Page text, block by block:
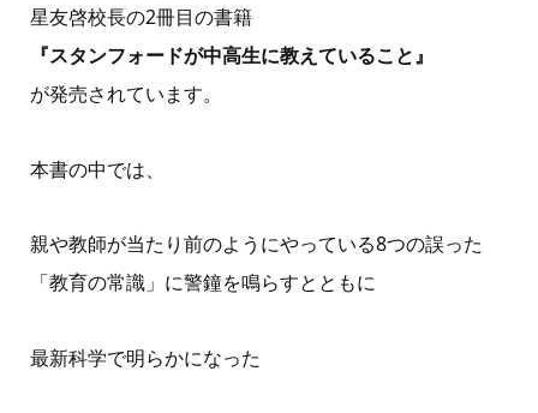
星友啓校長の2冊目の書籍
『スタンフォードが中高生に教えていること』
が発売されています。
本書の中では、
親や教師が当たり前のようにやっている8つの誤った
「教育の常識」に警鐘を鳴らすとともに
最新科学で明らかになった